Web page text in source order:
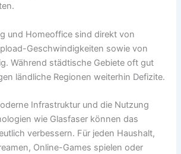
und Homeoffice sind direkt von
Geschwindigkeiten sowie von
Während städtische Gebiete oft gut
ländliche Regionen weiterhin Defizite.
Infrastruktur und die Nutzung
wie Glasfaser können das
verbessern. Für jeden Haushalt,
Online-Games spielen oder